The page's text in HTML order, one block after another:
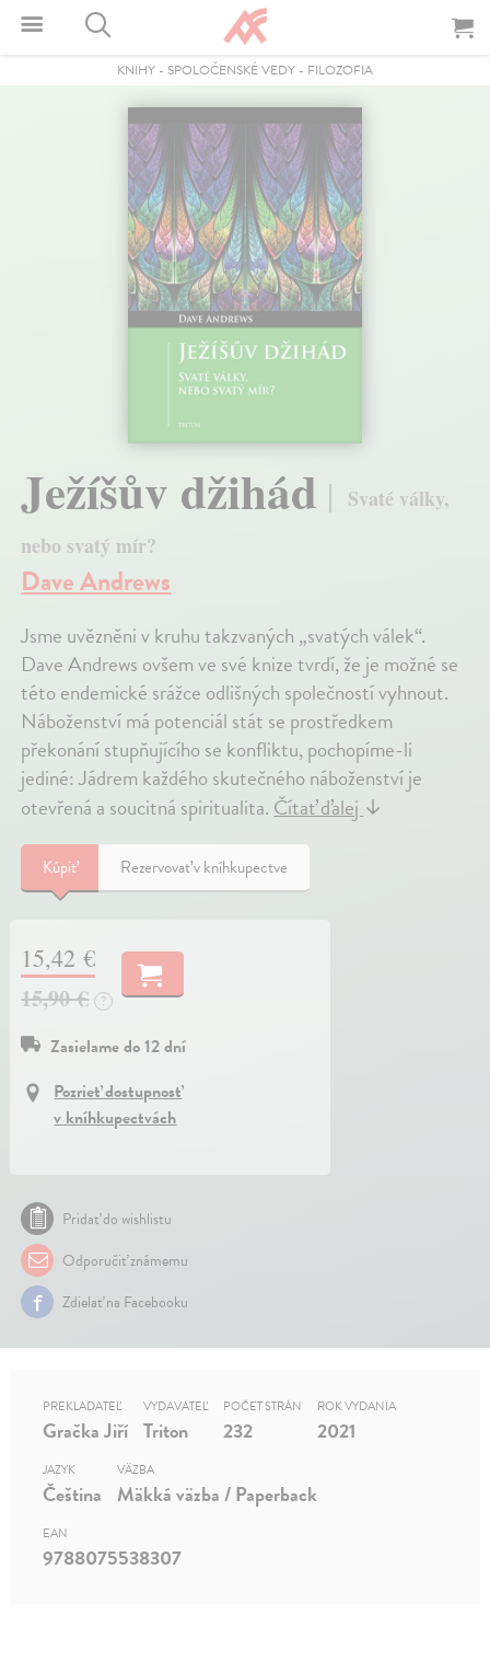
KNIHY - SPOLOČENSKÉ VEDY - FILOZOFIA
Ježíšův džihád
Svaté války,
nebo svatý mír?
Dave Andrews
Jsme uvězněni v kruhu takzvaných „svatých válek“.
Dave Andrews ovšem ve své knize tvrdí, že je možné se
této endemické srážce odlišných společností vyhnout.
Náboženství má potenciál stát se prostředkem
překonání stupňujícího se konfliktu, pochopíme-li
jediné: Jádrem každého skutečného náboženství je
otevřená a soucitná spiritualita.Čítať ďalej↓
Kúpiť Rezervovať v kníhkupectve
15,42 €
15,90 €
?
Zasielame do 12 dní
Pozrieť dostupnosť
v kníhkupectvách
Pridať do wishlistu
Odporučiť známemu
Zdielať na Facebooku
PREKLADATEĽ
Gračka Jiří
VYDAVATEĽ
Triton
POČET STRÁN
232
ROK VYDANIA
2021
JAZYK
Čeština
VÄZBA
Mäkká väzba / Paperback
EAN
9788075538307